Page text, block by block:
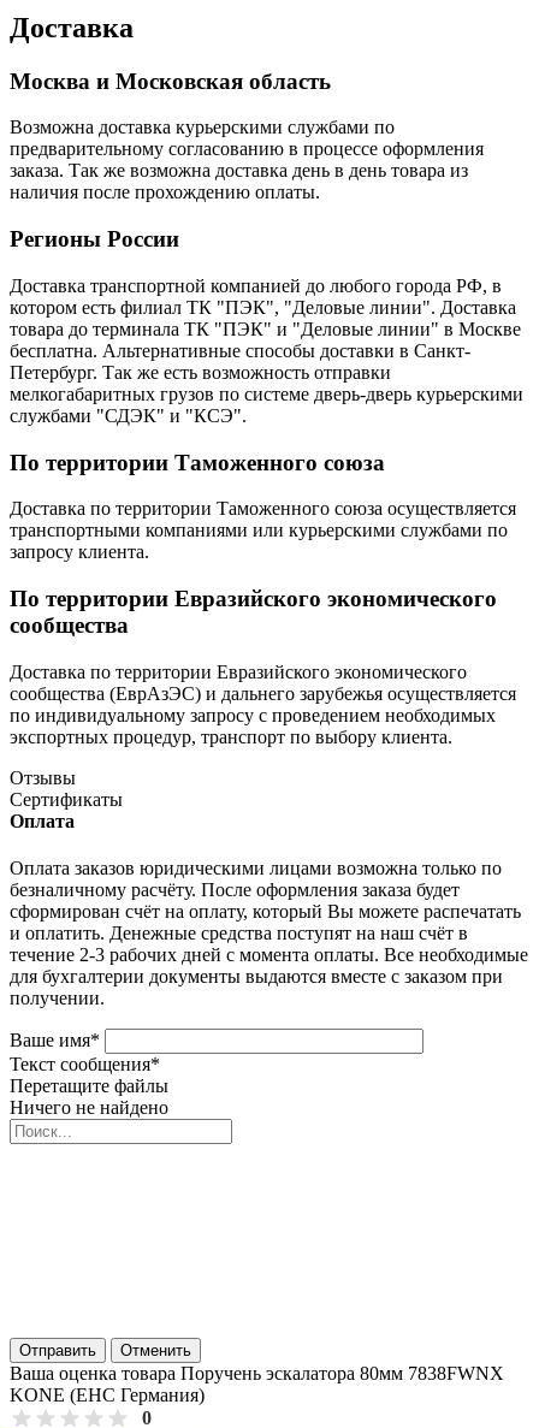
Доставка
Москва и Московская область
Возможна доставка курьерскими службами по
предварительному согласованию в процессе оформления
заказа. Так же возможна доставка день в день товара из
наличия после прохождению оплаты.
Регионы России
Доставка транспортной компанией до любого города РФ, в
котором есть филиал ТК "ПЭК", "Деловые линии". Доставка
товара до терминала ТК "ПЭК" и "Деловые линии" в Москве
бесплатна. Альтернативные способы доставки в Санкт-
Петербург. Так же есть возможность отправки
мелкогабаритных грузов по системе дверь-дверь курьерскими
службами "СДЭК" и "КСЭ".
По территории Таможенного союза
Доставка по территории Таможенного союза осуществляется
транспортными компаниями или курьерскими службами по
запросу клиента.
По территории Евразийского экономического
сообщества
Доставка по территории Евразийского экономического
сообщества (ЕврАзЭС) и дальнего зарубежья осуществляется
по индивидуальному запросу с проведением необходимых
экспортных процедур, транспорт по выбору клиента.
Отзывы
Сертификаты
Оплата
Оплата заказов юридическими лицами возможна только по
безналичному расчёту. После оформления заказа будет
сформирован счёт на оплату, который Вы можете распечатать
и оплатить. Денежные средства поступят на наш счёт в
течение 2-3 рабочих дней с момента оплаты. Все необходимые
для бухгалтерии документы выдаются вместе с заказом при
получении.
Ваше имя*
Текст сообщения*
Перетащите файлы
Ничего не найдено
Отправить Отменить
Ваша оценка товара Поручень эскалатора 80мм 7838FWNX
KONE (EHC Германия)
0